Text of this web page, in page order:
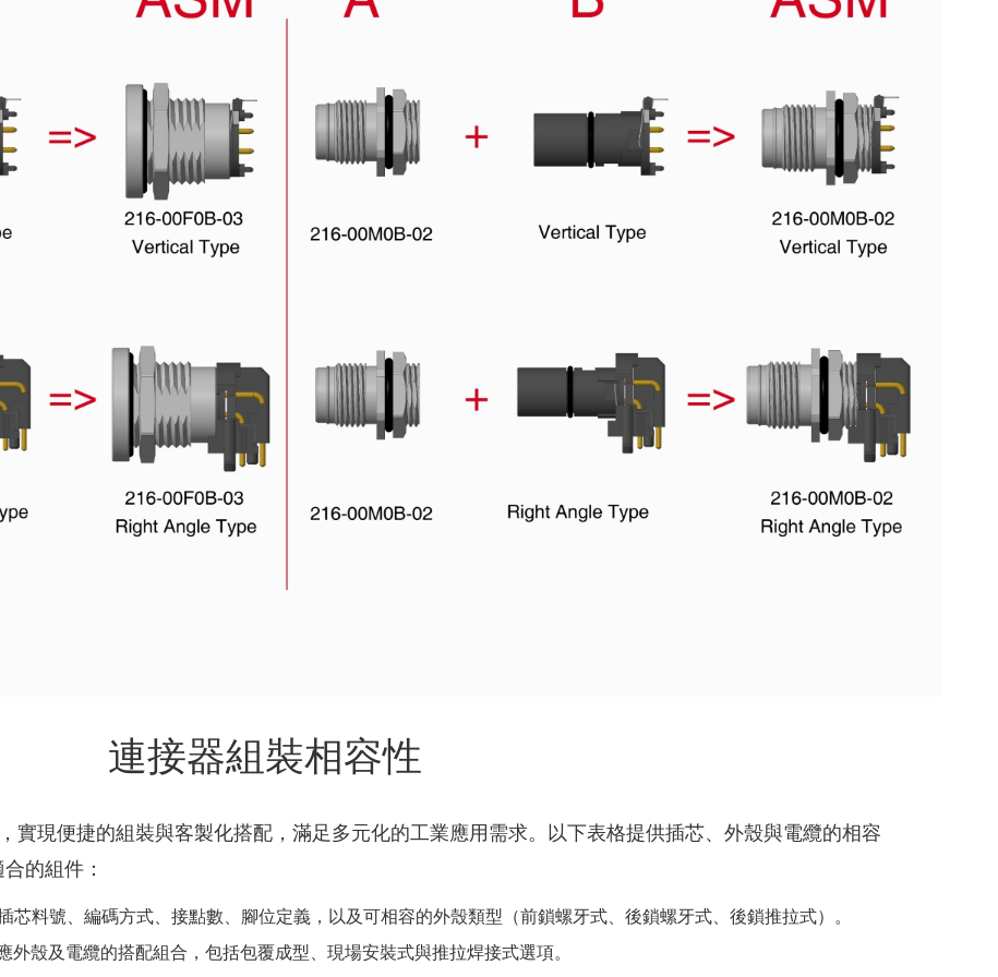
連接器組裝相容性
實現便捷的組裝與客製化搭配，滿足多元化的工業應用需求。以下表格提供插芯、外殼與電纜的相容
的組件：
芯料號、編碼方式、接點數、腳位定義，以及可相容的外殼類型（前鎖螺牙式、後鎖螺牙式、後鎖推拉式）。
外殼及電纜的搭配組合，包括包覆成型、現場安裝式與推拉焊接式選項。